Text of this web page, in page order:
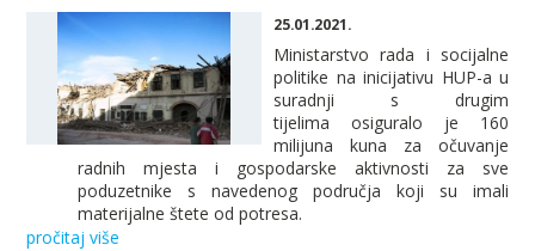
25.01.2021.
Ministarstvo rada i socijalne
politike na inicijativu HUP-a u
suradnji s drugim
tijelima osiguralo je 160
milijuna kuna za očuvanje
radnih mjesta i gospodarske aktivnosti za sve
poduzetnike s navedenog područja koji su imali
materijalne štete od potresa.
pročitaj više